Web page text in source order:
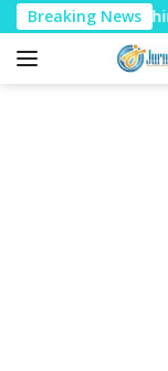
Langsung
ke
konten
Breaking News
AMPB